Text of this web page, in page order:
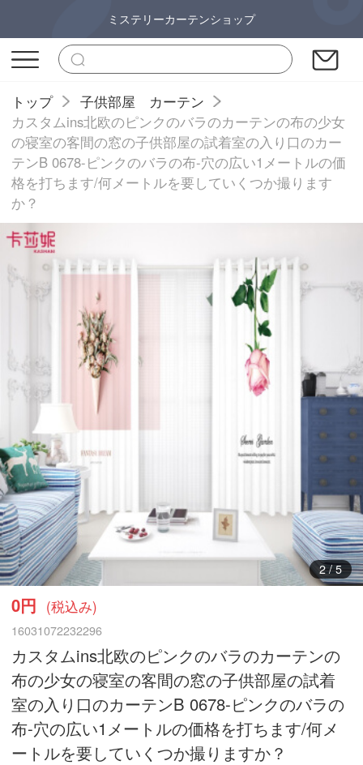
ミステリーカーテンショップ
トップ
子供部屋 カーテン
カスタムins北欧のピンクのバラのカーテンの布の少女
の寝室の客間の窓の子供部屋の試着室の入り口のカー
テンB 0678-ピンクのバラの布-穴の広い1メートルの価
格を打ちます/何メートルを要していくつか撮ります
か？
3/5
0円 (税込み)
16031072232296
カスタムins北欧のピンクのバラのカーテンの
布の少女の寝室の客間の窓の子供部屋の試着
室の入り口のカーテンB 0678-ピンクのバラの
布-穴の広い1メートルの価格を打ちます/何メ
ートルを要していくつか撮りますか？